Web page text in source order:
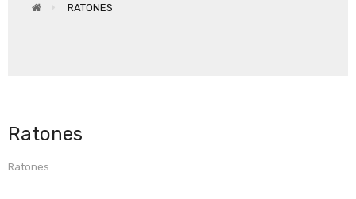
RATONES
Ratones
Ratones